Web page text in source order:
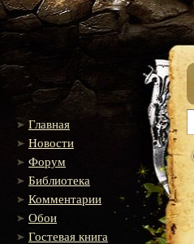
Главная
Новости
Форум
Библиотека
Комментарии
Обои
Гостевая книга